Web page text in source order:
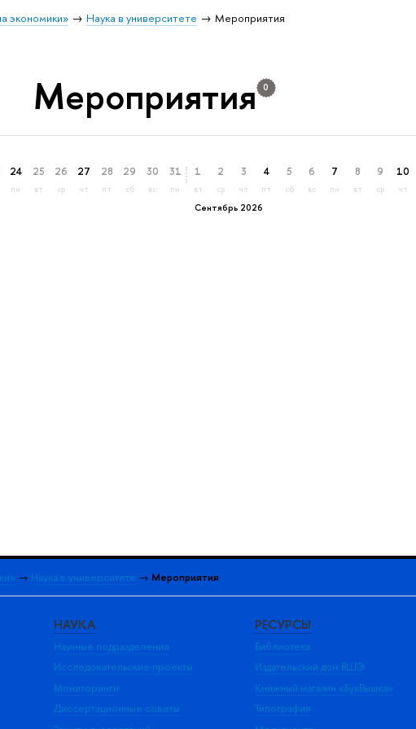
экономики» Наука в университете Мероприятия
Мероприятия 0
24
пн
25
вт
26
ср
27
чт
28
пт
29
сб
30
вс
31
пн
Сентябрь 2026
1
вт
2
ср
3
чт
4
пт
5
сб
6
вс
7
пн
8
вт
9
ср
10
чт
→ Наука в университете → Мероприятия
НАУКА
Научные подразделения
Исследовательские проекты
Мониторинги
Диссертационные советы
РЕСУРСЫ
Библиотека
Издательский дом ВШЭ
Книжный магазин «БукВышка»
Типография